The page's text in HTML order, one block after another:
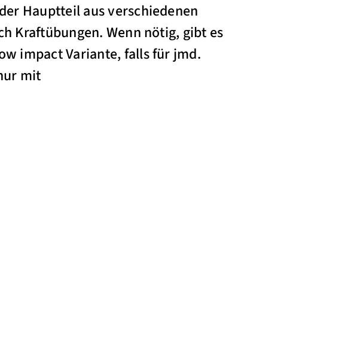
Hauptteil aus verschiedenen
Kraftübungen. Wenn nötig, gibt es
impact Variante, falls für jmd.
mit